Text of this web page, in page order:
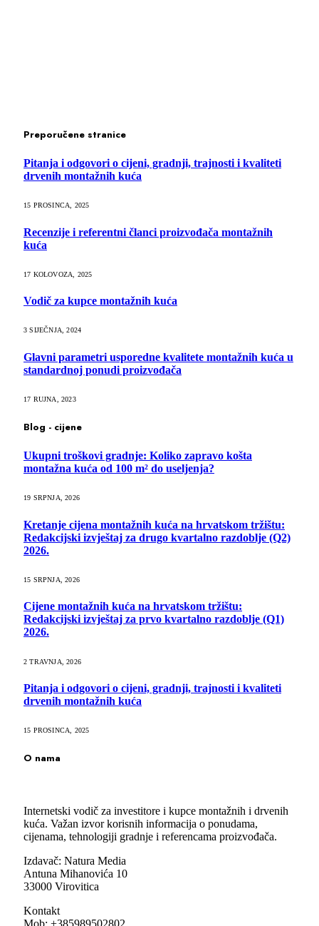
Preporučene stranice
Pitanja i odgovori o cijeni, gradnji, trajnosti i kvaliteti
drvenih montažnih kuća
15 PROSINCA, 2025
Recenzije i referentni članci proizvođača montažnih
kuća
17 KOLOVOZA, 2025
Vodič za kupce montažnih kuća
3 SIJEČNJA, 2024
Glavni parametri usporedne kvalitete montažnih kuća u
standardnoj ponudi proizvođača
17 RUJNA, 2023
Blog - cijene
Ukupni troškovi gradnje: Koliko zapravo košta
montažna kuća od 100 m² do useljenja?
19 SRPNJA, 2026
Kretanje cijena montažnih kuća na hrvatskom tržištu:
Redakcijski izvještaj za drugo kvartalno razdoblje (Q2)
2026.
15 SRPNJA, 2026
Cijene montažnih kuća na hrvatskom tržištu:
Redakcijski izvještaj za prvo kvartalno razdoblje (Q1)
2026.
2 TRAVNJA, 2026
Pitanja i odgovori o cijeni, gradnji, trajnosti i kvaliteti
drvenih montažnih kuća
15 PROSINCA, 2025
O nama
Internetski vodič za investitore i kupce montažnih i drvenih
kuća. Važan izvor korisnih informacija o ponudama,
cijenama, tehnologiji gradnje i referencama proizvođača.
Izdavač: Natura Media
Antuna Mihanovića 10
33000 Virovitica
Kontakt